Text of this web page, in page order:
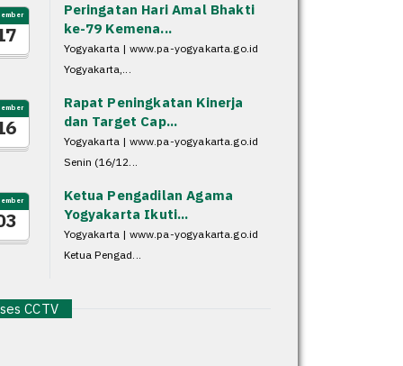
Peringatan Hari Amal Bhakti
ke-79 Kemena...
Yogyakarta | www.pa-yogyakarta.go.id
Yogyakarta,...
Rapat Peningkatan Kinerja
dan Target Cap...
Yogyakarta | www.pa-yogyakarta.go.id
Senin (16/12...
Ketua Pengadilan Agama
Yogyakarta Ikuti...
Yogyakarta | www.pa-yogyakarta.go.id
Ketua Pengad...
CCTV